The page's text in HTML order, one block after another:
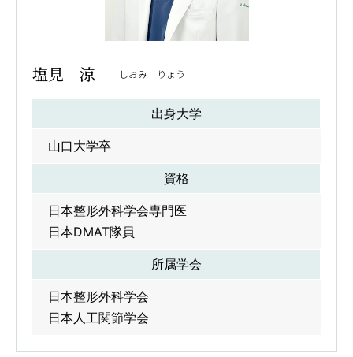
塩見 涼 しおみ りょう
出身大学
山口大学卒
資格
日本整形外科学会専門医
日本DMAT隊員
所属学会
日本整形外科学会
日本人工関節学会